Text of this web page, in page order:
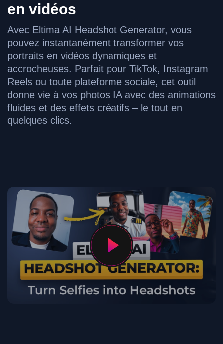
en vidéos
Avec Eltima AI Headshot Generator, vous
pouvez instantanément transformer vos
portraits en vidéos dynamiques et
accrocheuses. Parfait pour TikTok, Instagram
Reels ou toute plateforme sociale, cet outil
donne vie à vos photos IA avec des animations
fluides et des effets créatifs – le tout en
quelques clics.